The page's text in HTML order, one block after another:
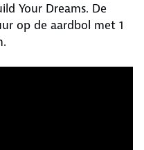
Your Dreams. De
op de aardbol met 1